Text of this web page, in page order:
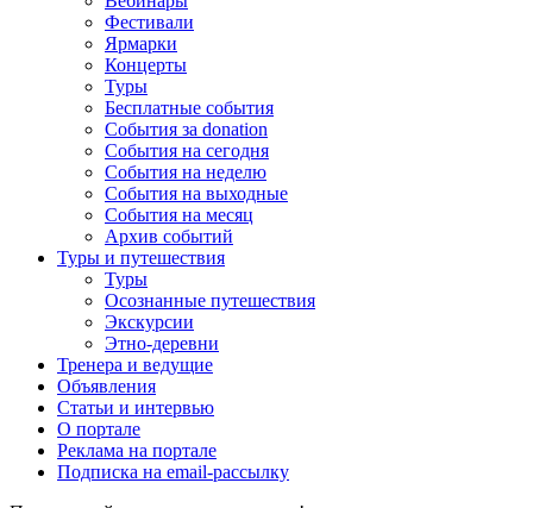
Фестивали
Ярмарки
Концерты
Туры
Бесплатные события
События за donation
События на сегодня
События на неделю
События на выходные
События на месяц
Архив событий
Туры и путешествия
Туры
Осознанные путешествия
Экскурсии
Этно-деревни
Тренера и ведущие
Объявления
Статьи и интервью
О портале
Реклама на портале
Подписка на email-рассылку